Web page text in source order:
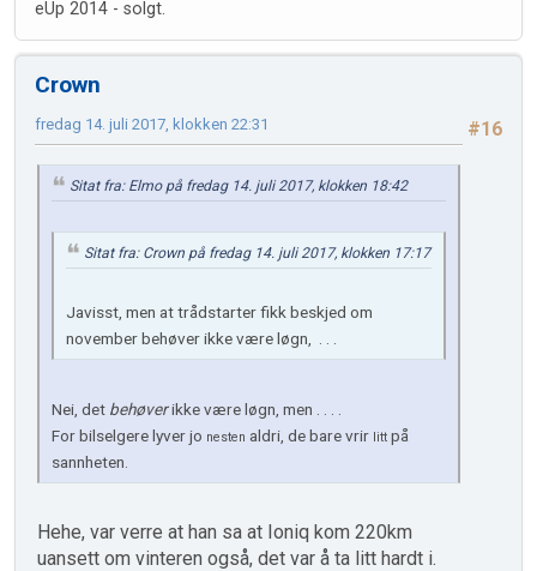
eUp 2014 - solgt.
Crown
#16
fredag 14. juli 2017, klokken 22:31
Sitat fra: Elmo på fredag 14. juli 2017, klokken 18:42
Sitat fra: Crown på fredag 14. juli 2017, klokken 17:17
Javisst, men at trådstarter fikk beskjed om
november behøver ikke være løgn, . . .
Nei, det behøverikke være løgn, men . . . .
For bilselgere lyver jo nesten aldri, de bare vrir litt på
sannheten.
Hehe, var verre at han sa at Ioniq kom 220km
uansett om vinteren også, det var å ta litt hardt i.